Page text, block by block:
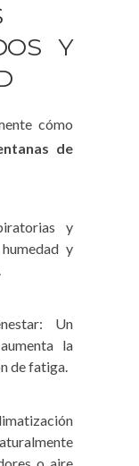
Y
cómo
de
y
y
Un
la
de fatiga.